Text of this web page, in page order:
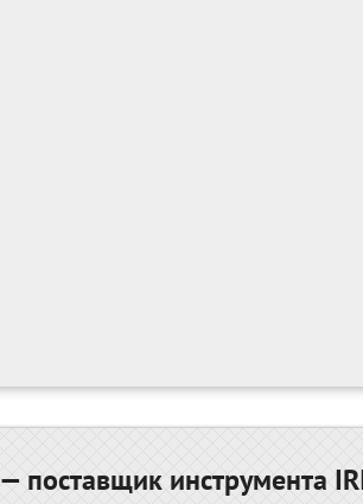
поставщик инструмента